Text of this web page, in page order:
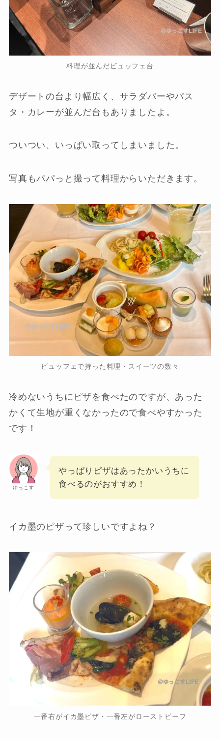
料理が並んだビュッフェ台
デザートの台より幅広く、サラダバーやパス
タ・カレーが並んだ台もありましたよ。
ついつい、いっぱい取ってしまいました。
写真もパパっと撮って料理からいただきます。
ビュッフェで持った料理・スイーツの数々
冷めないうちにピザを食べたのですが、あった
かくて生地が重くなかったので食べやすかった
です！
ゆっこす
やっぱりピザはあったかいうちに
食べるのがおすすめ！
イカ墨のピザって珍しいですよね？
一番右がイカ墨ピザ・一番左がローストビーフ